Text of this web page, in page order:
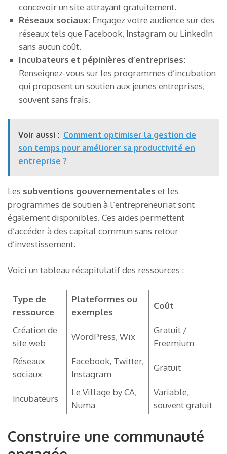
concevoir un site attrayant gratuitement.
Réseaux sociaux: Engagez votre audience sur des
réseaux tels que Facebook, Instagram ou LinkedIn
sans aucun coût.
Incubateurs et pépinières d’entreprises:
Renseignez-vous sur les programmes d’incubation
qui proposent un soutien aux jeunes entreprises,
souvent sans frais.
Voir aussi : Comment optimiser la gestion de
son temps pour améliorer sa productivité en
entreprise ?
Les subventions gouvernementales et les
programmes de soutien à l’entrepreneuriat sont
également disponibles. Ces aides permettent
d’accéder à des capital commun sans retour
d’investissement.
Voici un tableau récapitulatif des ressources :
Type de
ressource
Plateformes ou
exemples
Coût
Création de
site web
WordPress, Wix
Gratuit /
Freemium
Réseaux
sociaux
Facebook, Twitter,
Instagram
Gratuit
Incubateurs
Le Village by CA,
Numa
Variable,
souvent gratuit
Construire une communauté